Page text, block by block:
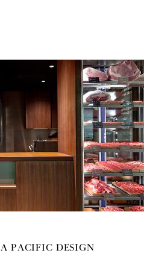
PACIFIC DESIGN